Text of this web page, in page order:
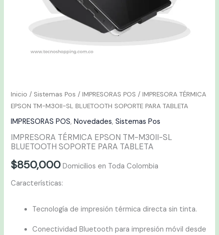
Inicio / Sistemas Pos /IMPRESORAS POS / IMPRESORA TÉRMICA
EPSON TM-M30II-SL BLUETOOTH SOPORTE PARA TABLETA
IMPRESORAS POS,Novedades,Sistemas Pos
IMPRESORA TÉRMICA EPSON TM-M30II-SL
BLUETOOTH SOPORTE PARA TABLETA
$850,000 Domicilios en Toda Colombia
Características:
Tecnología de impresión térmica directa sin tinta.
Conectividad Bluetooth para impresión móvil desde